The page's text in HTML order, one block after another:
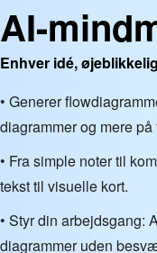
AI-
Enhver idé,
• Generer
diagrammer og mere på
• Fra simple noter til
tekst til visuelle kort.
• Styr din arbejdsgang:
diagrammer uden